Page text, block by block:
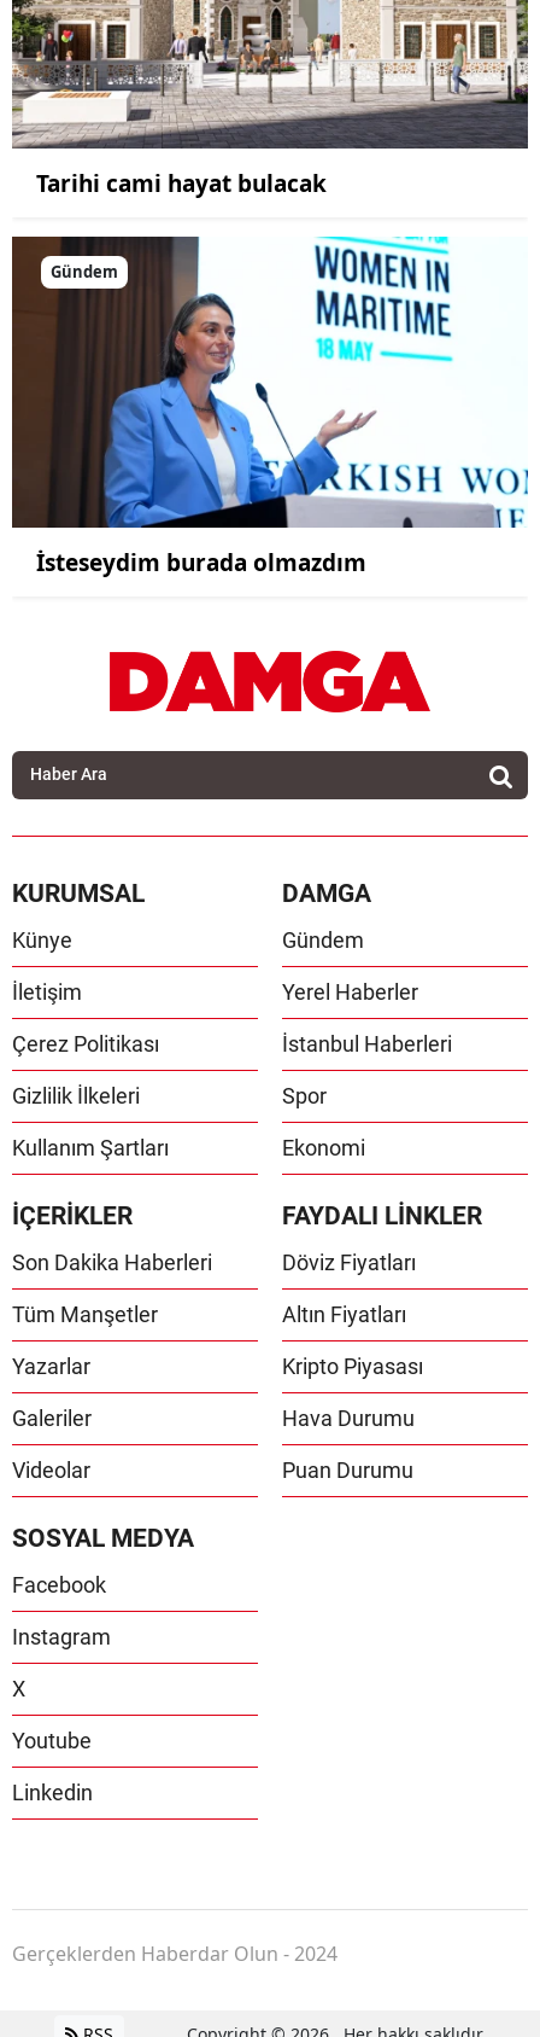
Tarihi cami hayat bulacak
Gündem
İsteseydim burada olmazdım
KURUMSAL
Künye
İletişim
Çerez Politikası
Gizlilik İlkeleri
Kullanım Şartları
DAMGA
Gündem
Yerel Haberler
İstanbul Haberleri
Spor
Ekonomi
İÇERİKLER
Son Dakika Haberleri
Tüm Manşetler
Yazarlar
Galeriler
Videolar
FAYDALI LİNKLER
Döviz Fiyatları
Altın Fiyatları
Kripto Piyasası
Hava Durumu
Puan Durumu
SOSYAL MEDYA
Facebook
Instagram
X
Youtube
Linkedin
Gerçeklerden Haberdar Olun - 2024